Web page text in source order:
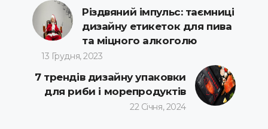
Різдвяний імпульс: таємниці
дизайну етикеток для пива
та міцного алкоголю
13 Грудня, 2023
7 трендів дизайну упаковки
для риби і морепродуктів
22 Січня, 2024